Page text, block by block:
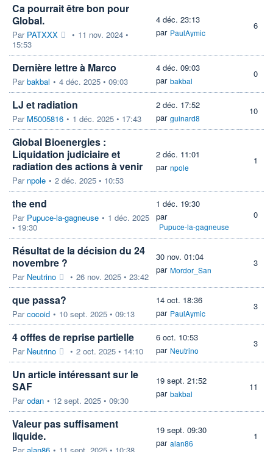
Ca pourrait être bon pour
Global.
Par PATXXX • 11 nov. 2024 •
15:53
4 déc. 23:13
par PaulAymic
6
Dernière lettre à Marco
Parbakbal • 4 déc. 2025 • 09:03
4 déc. 09:03
par bakbal
0
LJ et radiation
Par M5005816 • 1 déc. 2025 • 17:43
2 déc. 17:52
par guinard8
10
Global Bioenergies :
Liquidation judiciaire et
radiation des actions à venir
Par npole • 2 déc. 2025 • 10:53
2 déc. 11:01
par npole
1
the end
Par Pupuce-la-gagneuse • 1 déc. 2025
• 19:30
1 déc. 19:30
par
Pupuce-la-gagneuse
0
Résultat de la décision du 24
novembre ?
Par Neutrino • 26 nov. 2025 • 23:42
30 nov. 01:04
par Mordor_San
3
que passa?
Parcocoid • 10 sept. 2025 • 09:13
14 oct. 18:36
par PaulAymic
3
4 offfes de reprise partielle
Par Neutrino • 2 oct. 2025 • 14:10
6 oct. 10:53
par Neutrino
3
Un article intéressant sur le
SAF
Parodan • 12 sept. 2025 • 09:30
19 sept. 21:52
par bakbal
11
Valeur pas suffisament
liquide.
19 sept. 09:30
par alan86
1